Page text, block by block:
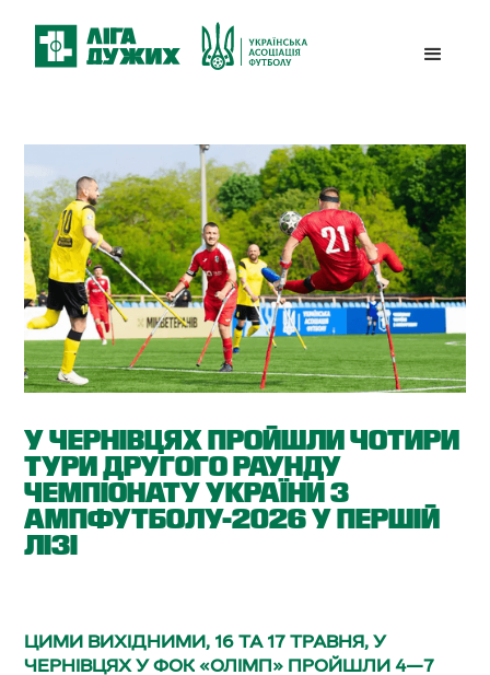
У ЧЕРНІВЦЯХ ПРОЙШЛИ ЧОТИРИ
ТУРИ ДРУГОГО РАУНДУ
ЧЕМПІОНАТУ УКРАЇНИ З
АМПФУТБОЛУ-2026 У ПЕРШІЙ
ЛІЗІ
ЦИМИ ВИХІДНИМИ, 16 ТА 17 ТРАВНЯ, У
ЧЕРНІВЦЯХ У ФОК «ОЛІМП» ПРОЙШЛИ 4—7